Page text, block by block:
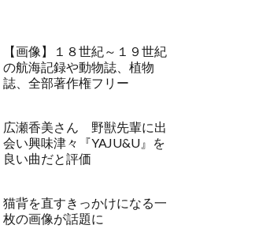
【画像】１８世紀～１９世紀
の航海記録や動物誌、植物
誌、全部著作権フリー
広瀬香美さん 野獣先輩に出
会い興味津々『YAJU&U』を
良い曲だと評価
猫背を直すきっかけになる一
枚の画像が話題に